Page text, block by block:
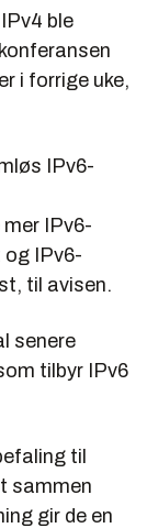
ble
i forrige uke,
IPv6-
IPv6-
IPv6-
til avisen.
senere
tilbyr IPv6
til
sammen
gir de en